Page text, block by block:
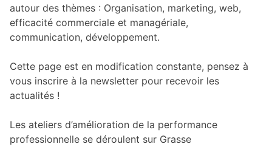
autour des thèmes : Organisation, marketing, web,
efficacité commerciale et managériale,
communication, développement.
Cette page est en modification constante, pensez à
vous inscrire à la newsletter pour recevoir les
actualités !
Les ateliers d’amélioration de la performance
professionnelle se déroulent sur Grasse